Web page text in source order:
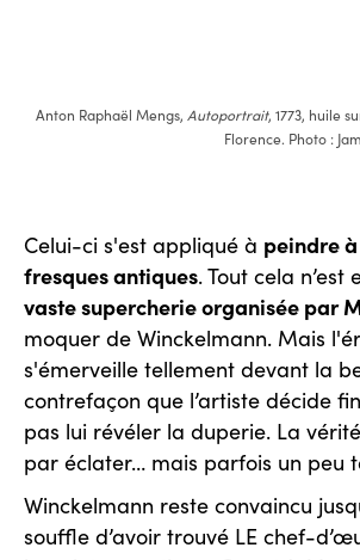
Anton Raphaël Mengs, Autoportrait, 1773, huile
Florence. Photo :
Celui-ci s'est appliqué à peindre
fresques antiques. Tout cela n’est
vaste supercherie organisée par
moquer de Winckelmann. Mais
s'émerveille tellement devant la
contrefaçon que l’artiste décide
pas lui révéler la duperie. La
par éclater… mais parfois un peu
Winckelmann reste convaincu
souffle d’avoir trouvé LE chef-